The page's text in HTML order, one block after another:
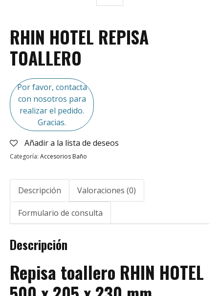
RHIN HOTEL REPISA
TOALLERO
Por favor, contacta
con nosotros para
realizar el pedido.
Gracias.
Añadir a la lista de deseos
Categoría: Accesorios Baño
Descripción Valoraciones (0)
Formulario de consulta
Descripción
Repisa toallero RHIN HOTEL